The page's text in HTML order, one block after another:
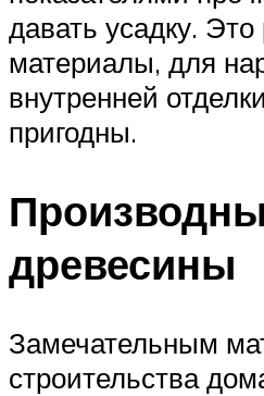
давать усадку.
материалы, для
внутренней
пригодны.
древесины
Замечательным
строительства